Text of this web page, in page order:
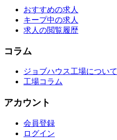
おすすめの求人
キープ中の求人
求人の閲覧履歴
コラム
ジョブハウス工場について
工場コラム
アカウント
会員登録
ログイン